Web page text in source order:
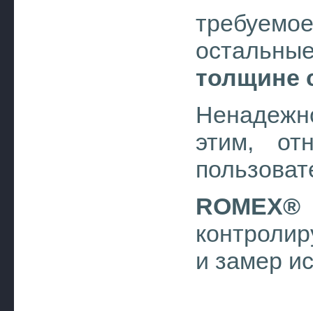
толщине
этим,
ROMEX®
и замер